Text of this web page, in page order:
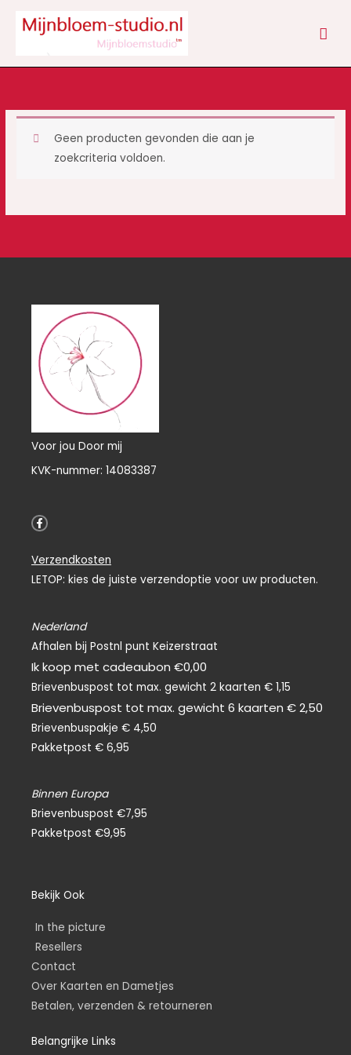
naar
inhoud
Geen producten gevonden die aan je
zoekcriteria voldoen.
Voor jou Door mij
KVK-nummer: 14083387
F
a
b
o
o
Verzendkosten
LETOP: kies de juiste verzendoptie voor uw producten.
Nederland
Afhalen bij Postnl punt Keizerstraat
Ik koop met cadeaubon €0,00
Brievenbuspost tot max. gewicht 2 kaarten € 1,15
Brievenbuspost tot max. gewicht 6 kaarten € 2,50
Brievenbuspakje € 4,50
Pakketpost € 6,95
Binnen Europa
Brievenbuspost €7,95
Pakketpost €9,95
Bekijk Ook
In the picture
Resellers
Contact
Over Kaarten en Dametjes
Betalen, verzenden & retourneren
Belangrijke Links